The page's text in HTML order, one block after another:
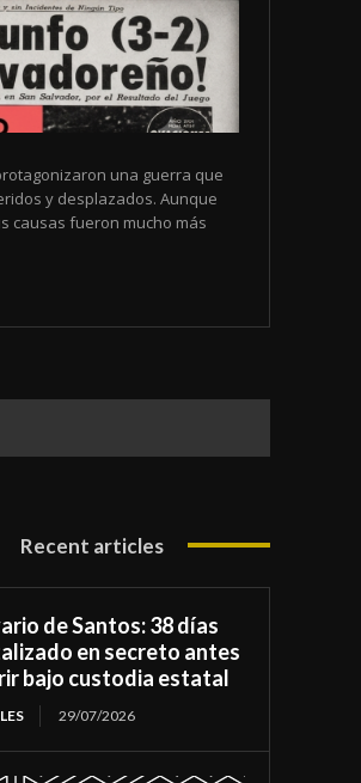
una guerra que
y desplazados. Aunque
causas fueron mucho más
Recent articles
de Santos: 38 días
en secreto antes
bajo custodia estatal
29/07/2026